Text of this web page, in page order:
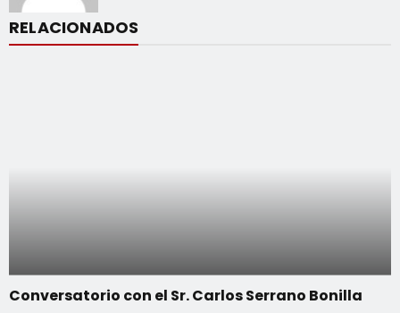
RELACIONADOS
Conversatorio con el Sr. Carlos Serrano Bonilla